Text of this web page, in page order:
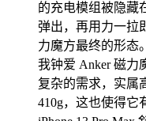
的充电模组被隐藏
弹出，再用力一拉
力魔方最终的形态
我钟爱 Anker 磁力
复杂的需求，实属
410g，这也使得它